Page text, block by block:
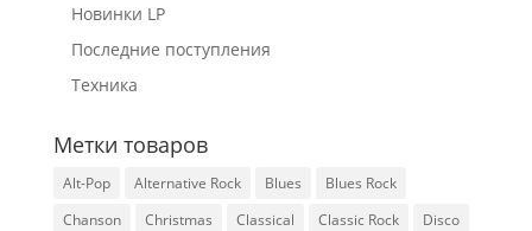
Новинки LP
Последние поступления
Техника
Метки товаров
Alt-Pop Alternative Rock Blues
Blues Rock
Chanson
Christmas Classical Classic Rock
Disco